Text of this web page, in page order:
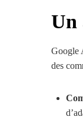
Un
Google
des